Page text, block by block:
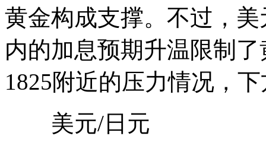
黄金构成支撑。不过，
内的加息预期升温限制
1825附近的压力情况，
美元/日元